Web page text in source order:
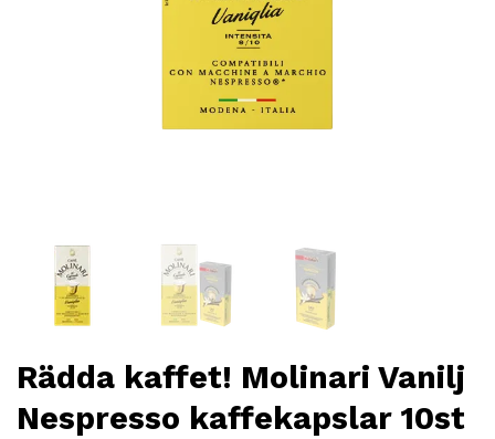
Rädda kaffet! Molinari Vanilj
Nespresso kaffekapslar 10st